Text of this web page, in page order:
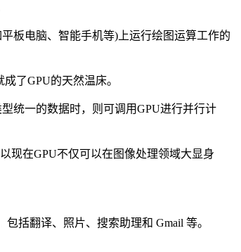
板电脑、智能手机等)上运行绘图运算工作的
了GPU的天然温床。
统一的数据时，则可调用GPU进行并行计
现在GPU不仅可以在图像处理领域大显身
括翻译、照片、搜索助理和 Gmail 等。